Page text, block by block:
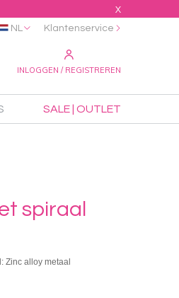
X
INLOGGEN / REGISTREREN
NL Klantenservice
SALE | OUTLET
spiraal
Zinc alloy metaal